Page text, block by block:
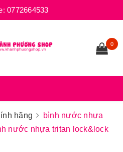
0772664533
0
hãng
bình nước nhựa
nước nhựa tritan lock&lock